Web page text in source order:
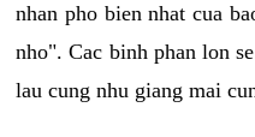
nhan pho bien nhat cua
nho". Cac binh phan lon
lau cung nhu giang mai